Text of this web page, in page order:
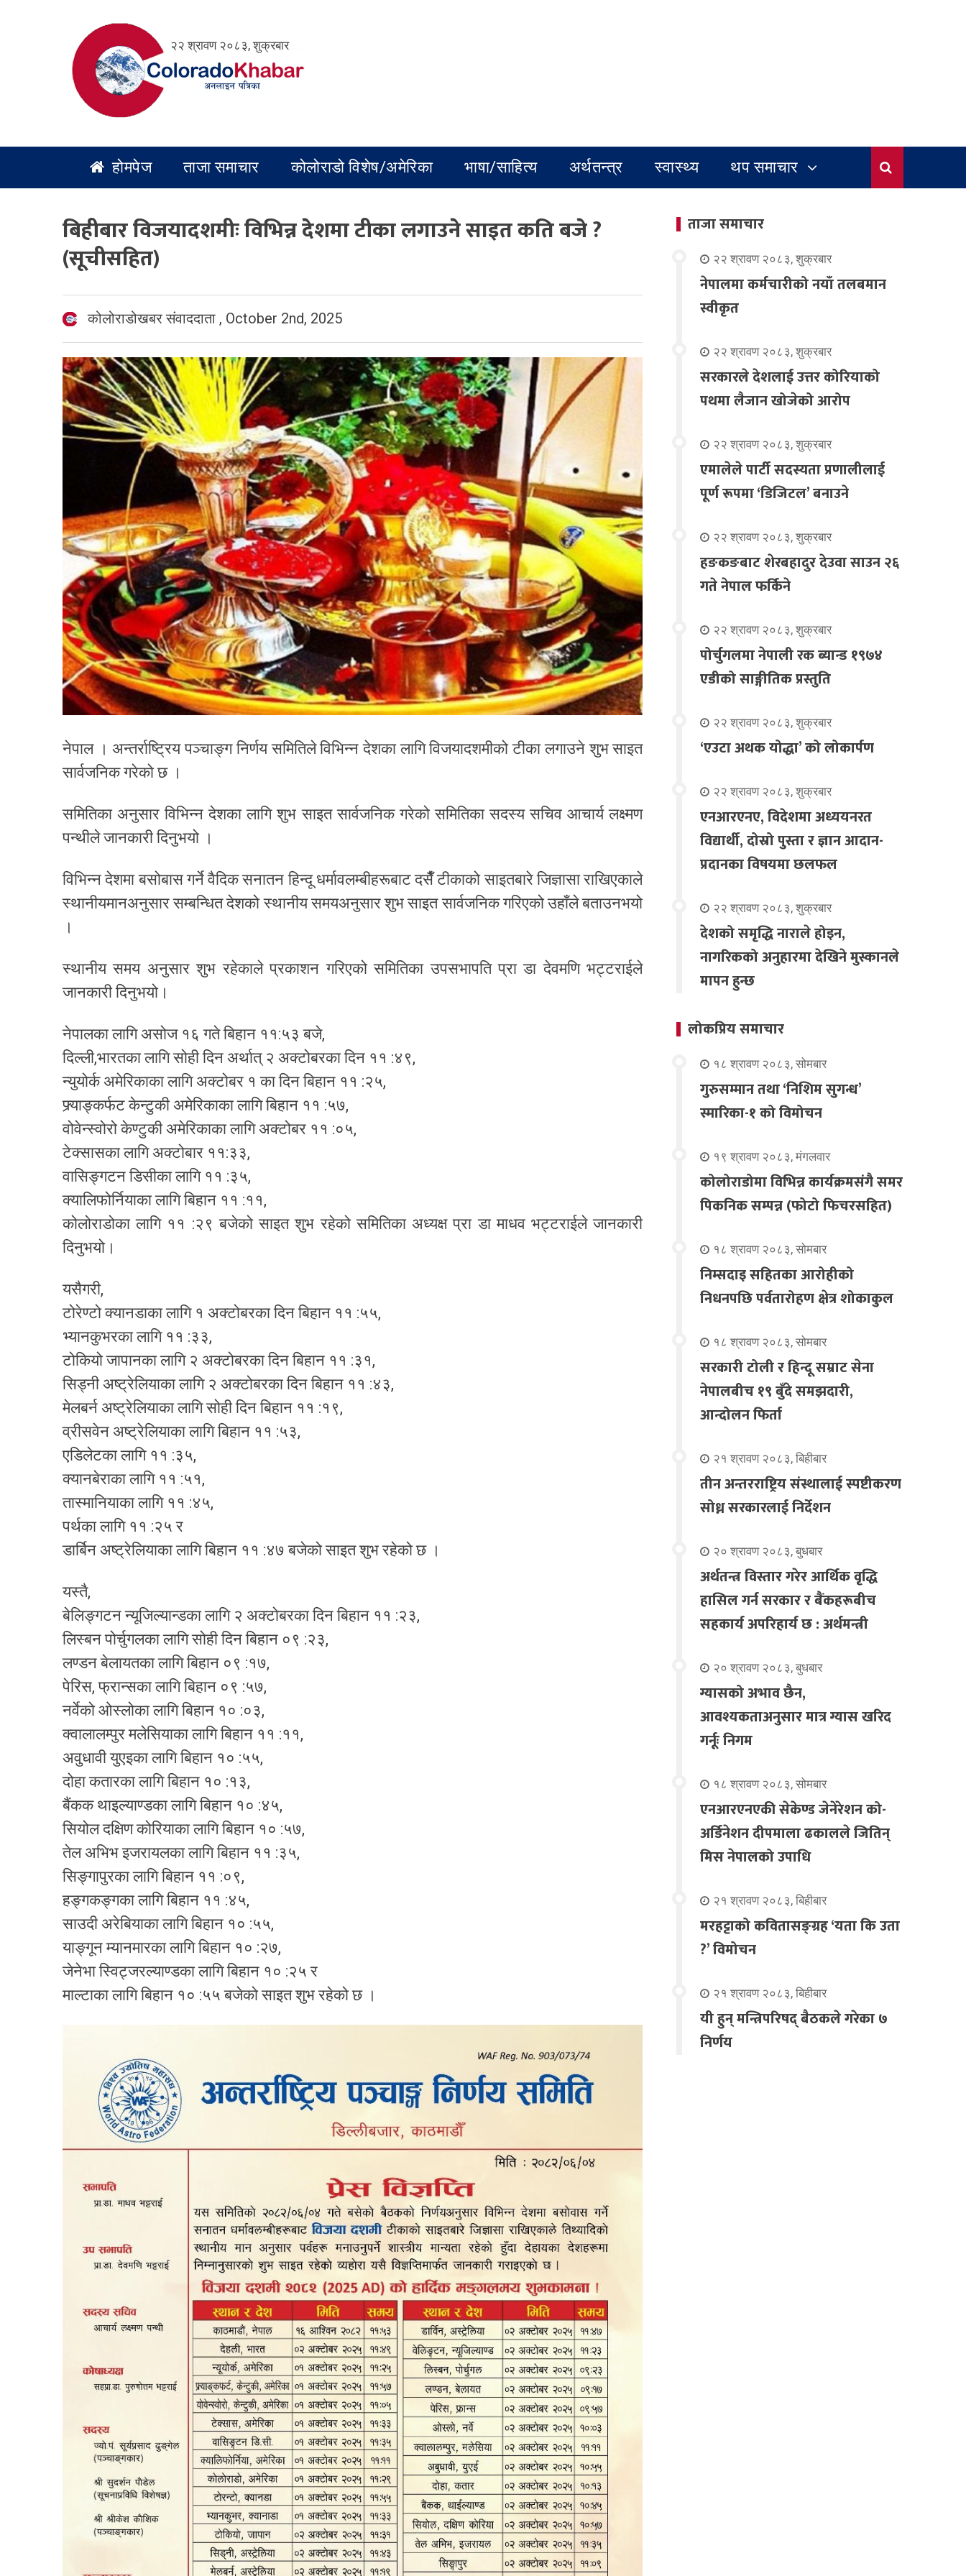
२२ श्रावण २०८३, शुक्रबार
होमपेज ताजा समाचार कोलोराडो विशेष/अमेरिका भाषा/साहित्य अर्थतन्त्र स्वास्थ्य थप समाचार
बिहीबार विजयादशमीः विभिन्न देशमा टीका लगाउने साइत कति बजे ?
(सूचीसहित)
कोलोराडोखबर संवाददाता , October 2nd, 2025
नेपाल । अन्तर्राष्ट्रिय पञ्चाङ्ग निर्णय समितिले विभिन्न देशका लागि विजयादशमीको टीका लगाउने शुभ साइत
सार्वजनिक गरेको छ ।
समितिका अनुसार विभिन्न देशका लागि शुभ साइत सार्वजनिक गरेको समितिका सदस्य सचिव आचार्य लक्ष्मण
पन्थीले जानकारी दिनुभयो ।
विभिन्न देशमा बसोबास गर्ने वैदिक सनातन हिन्दू धर्मावलम्बीहरूबाट दसैँ टीकाको साइतबारे जिज्ञासा राखिएकाले
स्थानीयमानअनुसार सम्बन्धित देशको स्थानीय समयअनुसार शुभ साइत सार्वजनिक गरिएको उहाँले बताउनभयो
।
स्थानीय समय अनुसार शुभ रहेकाले प्रकाशन गरिएको समितिका उपसभापति प्रा डा देवमणि भट्टराईले
जानकारी दिनुभयो।
नेपालका लागि असोज १६ गते बिहान ११:५३ बजे,
दिल्ली,भारतका लागि सोही दिन अर्थात् २ अक्टोबरका दिन ११ :४९,
न्युयोर्क अमेरिकाका लागि अक्टोबर १ का दिन बिहान ११ :२५,
फ्र्याङ्कर्फट केन्टुकी अमेरिकाका लागि बिहान ११ :५७,
वोवेन्स्वोरो केण्टुकी अमेरिकाका लागि अक्टोबर ११ :०५,
टेक्सासका लागि अक्टोबार ११:३३,
वासिङ्गटन डिसीका लागि ११ :३५,
क्यालिफोर्नियाका लागि बिहान ११ :११,
कोलोराडोका लागि ११ :२९ बजेको साइत शुभ रहेको समितिका अध्यक्ष प्रा डा माधव भट्टराईले जानकारी
दिनुभयो।
यसैगरी,
टोरेण्टो क्यानडाका लागि १ अक्टोबरका दिन बिहान ११ :५५,
भ्यानकुभरका लागि ११ :३३,
टोकियो जापानका लागि २ अक्टोबरका दिन बिहान ११ :३१,
सिड्नी अष्ट्रेलियाका लागि २ अक्टोबरका दिन बिहान ११ :४३,
मेलबर्न अष्ट्रेलियाका लागि सोही दिन बिहान ११ :१९,
व्रीसवेन अष्ट्रेलियाका लागि बिहान ११ :५३,
एडिलेटका लागि ११ :३५,
क्यानबेराका लागि ११ :५१,
तास्मानियाका लागि ११ :४५,
पर्थका लागि ११ :२५ र
डार्बिन अष्ट्रेलियाका लागि बिहान ११ :४७ बजेको साइत शुभ रहेको छ ।
यस्तै,
बेलिङ्गटन न्यूजिल्यान्डका लागि २ अक्टोबरका दिन बिहान ११ :२३,
लिस्बन पोर्चुगलका लागि सोही दिन बिहान ०९ :२३,
लण्डन बेलायतका लागि बिहान ०९ :१७,
पेरिस, फ्रान्सका लागि बिहान ०९ :५७,
नर्वेको ओस्लोका लागि बिहान १० :०३,
क्वालालम्पुर मलेसियाका लागि बिहान ११ :११,
अवुधावी युएइका लागि बिहान १० :५५,
दोहा कतारका लागि बिहान १० :१३,
बैंकक थाइल्याण्डका लागि बिहान १० :४५,
सियोल दक्षिण कोरियाका लागि बिहान १० :५७,
तेल अभिभ इजरायलका लागि बिहान ११ :३५,
सिङ्गापुरका लागि बिहान ११ :०९,
हङ्गकङ्गका लागि बिहान ११ :४५,
साउदी अरेबियाका लागि बिहान १० :५५,
याङ्गून म्यानमारका लागि बिहान १० :२७,
जेनेभा स्विट्जरल्याण्डका लागि बिहान १० :२५ र
माल्टाका लागि बिहान १० :५५ बजेको साइत शुभ रहेको छ ।
ताजा समाचार
२२ श्रावण २०८३, शुक्रबार
नेपालमा कर्मचारीको नयाँ तलबमान
स्वीकृत
२२ श्रावण २०८३, शुक्रबार
सरकारले देशलाई उत्तर कोरियाको
पथमा लैजान खोजेको आरोप
२२ श्रावण २०८३, शुक्रबार
एमालेले पार्टी सदस्यता प्रणालीलाई
पूर्ण रूपमा ‘डिजिटल’ बनाउने
२२ श्रावण २०८३, शुक्रबार
हङकङबाट शेरबहादुर देउवा साउन २६
गते नेपाल फर्किने
२२ श्रावण २०८३, शुक्रबार
पोर्चुगलमा नेपाली रक ब्यान्ड १९७४
एडीको साङ्गीतिक प्रस्तुति
२२ श्रावण २०८३, शुक्रबार
‘एउटा अथक योद्धा’ को लोकार्पण
२२ श्रावण २०८३, शुक्रबार
एनआरएनए, विदेशमा अध्ययनरत
विद्यार्थी, दोस्रो पुस्ता र ज्ञान आदान-
प्रदानका विषयमा छलफल
२२ श्रावण २०८३, शुक्रबार
देशको समृद्धि नाराले होइन,
नागरिकको अनुहारमा देखिने मुस्कानले
मापन हुन्छ
लोकप्रिय समाचार
१८ श्रावण २०८३, सोमबार
गुरुसम्मान तथा ‘निशिम सुगन्ध’
स्मारिका-१ को विमोचन
१९ श्रावण २०८३, मंगलवार
कोलोराडोमा विभिन्न कार्यक्रमसंगै समर
पिकनिक सम्पन्न (फोटो फिचरसहित)
१८ श्रावण २०८३, सोमबार
निम्सदाइ सहितका आरोहीको
निधनपछि पर्वतारोहण क्षेत्र शोकाकुल
१८ श्रावण २०८३, सोमबार
सरकारी टोली र हिन्दू सम्राट सेना
नेपालबीच १९ बुँदे समझदारी,
आन्दोलन फिर्ता
२१ श्रावण २०८३, बिहीबार
तीन अन्तरराष्ट्रिय संस्थालाई स्पष्टीकरण
सोध्न सरकारलाई निर्देशन
२० श्रावण २०८३, बुधबार
अर्थतन्त्र विस्तार गरेर आर्थिक वृद्धि
हासिल गर्न सरकार र बैंकहरूबीच
सहकार्य अपरिहार्य छ : अर्थमन्त्री
२० श्रावण २०८३, बुधबार
ग्यासको अभाव छैन,
आवश्यकताअनुसार मात्र ग्यास खरिद
गर्नूः निगम
१८ श्रावण २०८३, सोमबार
एनआरएनएकी सेकेण्ड जेनेरेशन को-
अर्डिनेशन दीपमाला ढकालले जितिन्
मिस नेपालको उपाधि
२१ श्रावण २०८३, बिहीबार
मरहट्टाको कवितासङ्ग्रह ‘यता कि उता
?’ विमोचन
२१ श्रावण २०८३, बिहीबार
यी हुन् मन्त्रिपरिषद् बैठकले गरेका ७
निर्णय